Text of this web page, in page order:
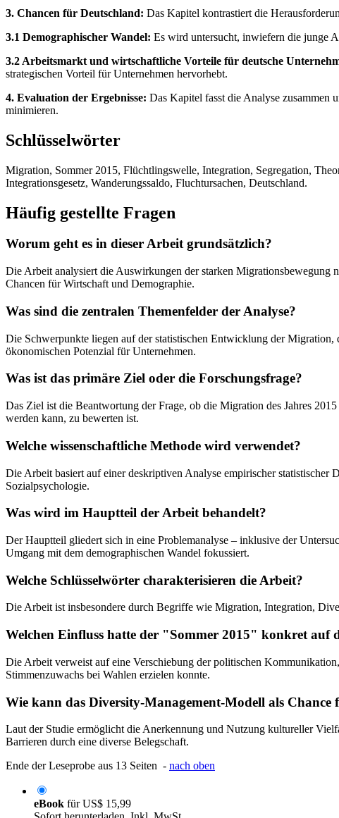
3. Chancen für Deutschland: Das Kapitel kontrastiert die
3.1 Demographischer Wandel: Es wird untersucht, inwiefern die junge
3.2 Arbeitsmarkt und wirtschaftliche Vorteile für deutsche
strategischen Vorteil für Unternehmen hervorhebt.
4. Evaluation der Ergebnisse: Das Kapitel fasst die Analyse zusammen
minimieren.
Schlüsselwörter
Migration, Sommer 2015, Flüchtlingswelle, Integration, Segregation,
Integrationsgesetz, Wanderungssaldo, Fluchtursachen, Deutschland.
Häufig gestellte Fragen
Worum geht es in dieser Arbeit grundsätzlich?
Die Arbeit analysiert die Auswirkungen der starken Migrationsbewegung
Chancen für Wirtschaft und Demographie.
Was sind die zentralen Themenfelder der Analyse?
Die Schwerpunkte liegen auf der statistischen Entwicklung der
ökonomischen Potenzial für Unternehmen.
Was ist das primäre Ziel oder die Forschungsfrage?
Das Ziel ist die Beantwortung der Frage, ob die Migration des Jahres
werden kann, zu bewerten ist.
Welche wissenschaftliche Methode wird verwendet?
Die Arbeit basiert auf einer deskriptiven Analyse empirischer
Sozialpsychologie.
Was wird im Hauptteil der Arbeit behandelt?
Der Hauptteil gliedert sich in eine Problemanalyse – inklusive der
Umgang mit dem demographischen Wandel fokussiert.
Welche Schlüsselwörter charakterisieren die Arbeit?
Die Arbeit ist insbesondere durch Begriffe wie Migration, Integration,
Welchen Einfluss hatte der "Sommer 2015" konkret auf
Die Arbeit verweist auf eine Verschiebung der politischen
Stimmenzuwachs bei Wahlen erzielen konnte.
Wie kann das Diversity-Management-Modell als Chance
Laut der Studie ermöglicht die Anerkennung und Nutzung kultureller
Barrieren durch eine diverse Belegschaft.
Ende der Leseprobe aus 13 Seiten - nach oben
eBook fürUS$ 15,99